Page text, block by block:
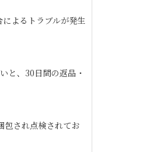
よるトラブルが発生
と、30日間の返品・
包され点検されてお